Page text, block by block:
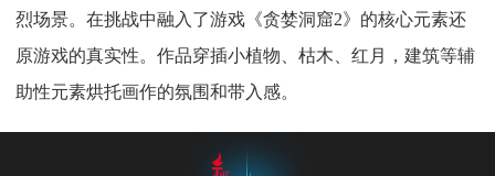
烈场景。在挑战中融入了游戏《贪婪洞窟2》的核心元素还
原游戏的真实性。作品穿插小植物、枯木、红月，建筑等辅
助性元素烘托画作的氛围和带入感。